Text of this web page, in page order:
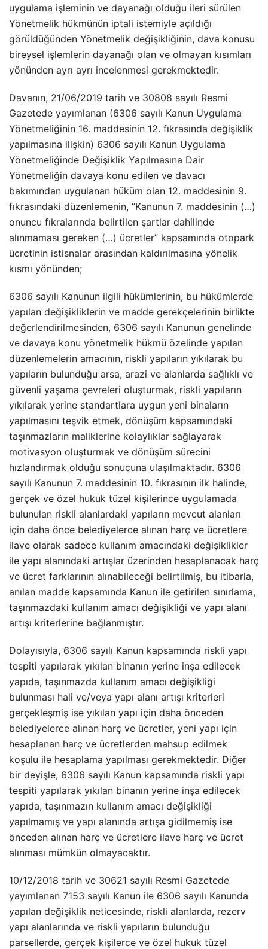
uygulama işleminin ve dayanağı olduğu ileri sürülen
Yönetmelik hükmünün iptali istemiyle açıldığı
görüldüğünden Yönetmelik değişikliğinin, dava konusu
bireysel işlemlerin dayanağı olan ve olmayan kısımları
yönünden ayrı ayrı incelenmesi gerekmektedir.
Davanın, 21/06/2019 tarih ve 30808 sayılı Resmi
Gazetede yayımlanan (6306 sayılı Kanun Uygulama
Yönetmeliğinin 16. maddesinin 12. fıkrasında değişiklik
yapılmasına ilişkin) 6306 sayılı Kanun Uygulama
Yönetmeliğinde Değişiklik Yapılmasına Dair
Yönetmeliğin davaya konu edilen ve davacı
bakımından uygulanan hüküm olan 12. maddesinin 9.
fıkrasındaki düzenlemenin, “Kanunun 7. maddesinin (…)
onuncu fıkralarında belirtilen şartlar dahilinde
alınmaması gereken (…) ücretler” kapsamında otopark
ücretinin istisnalar arasından kaldırılmasına yönelik
kısmı yönünden;
6306 sayılı Kanunun ilgili hükümlerinin, bu hükümlerde
yapılan değişikliklerin ve madde gerekçelerinin birlikte
değerlendirilmesinden, 6306 sayılı Kanunun genelinde
ve davaya konu yönetmelik hükmü özelinde yapılan
düzenlemelerin amacının, riskli yapıların yıkılarak bu
yapıların bulunduğu arsa, arazi ve alanlarda sağlıklı ve
güvenli yaşama çevreleri oluşturmak, riskli yapıların
yıkılarak yerine standartlara uygun yeni binaların
yapılmasını teşvik etmek, dönüşüm kapsamındaki
taşınmazların maliklerine kolaylıklar sağlayarak
motivasyon oluşturmak ve dönüşüm sürecini
hızlandırmak olduğu sonucuna ulaşılmaktadır. 6306
sayılı Kanunun 7. maddesinin 10. fıkrasının ilk halinde,
gerçek ve özel hukuk tüzel kişilerince uygulamada
bulunulan riskli alanlardaki yapıların mevcut alanları
için daha önce belediyelerce alınan harç ve ücretlere
ilave olarak sadece kullanım amacındaki değişiklikler
ile yapı alanındaki artışlar üzerinden hesaplanacak harç
ve ücret farklarının alınabileceği belirtilmiş, bu itibarla,
anılan madde kapsamında Kanun ile getirilen sınırlama,
taşınmazdaki kullanım amacı değişikliği ve yapı alanı
artışı kriterlerine bağlanmıştır.
Dolayısıyla, 6306 sayılı Kanun kapsamında riskli yapı
tespiti yapılarak yıkılan binanın yerine inşa edilecek
yapıda, taşınmazda kullanım amacı değişikliği
bulunması hali ve/veya yapı alanı artışı kriterleri
gerçekleşmiş ise yıkılan yapı için daha önceden
belediyelerce alınan harç ve ücretler, yeni yapı için
hesaplanan harç ve ücretlerden mahsup edilmek
koşulu ile hesaplama yapılması gerekmektedir. Diğer
bir deyişle, 6306 sayılı Kanun kapsamında riskli yapı
tespiti yapılarak yıkılan binanın yerine inşa edilecek
yapıda, taşınmazın kullanım amacı değişikliği
yapılmamış ve yapı alanında artışa gidilmemiş ise
önceden alınan harç ve ücretlere ilave harç ve ücret
alınması mümkün olmayacaktır.
10/12/2018 tarih ve 30621 sayılı Resmi Gazetede
yayımlanan 7153 sayılı Kanun ile 6306 sayılı Kanunda
yapılan değişiklik neticesinde, riskli alanlarda, rezerv
yapı alanlarında ve riskli yapıların bulunduğu
parsellerde, gerçek kişilerce ve özel hukuk tüzel